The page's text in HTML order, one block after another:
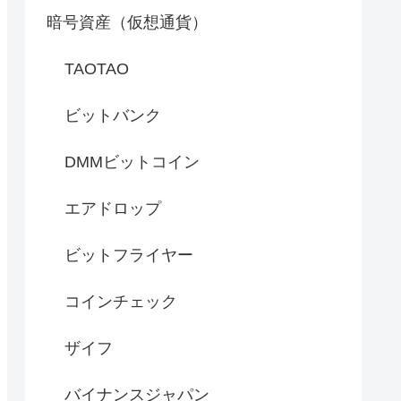
暗号資産（仮想通貨）
TAOTAO
ビットバンク
DMMビットコイン
エアドロップ
ビットフライヤー
コインチェック
ザイフ
バイナンスジャパン